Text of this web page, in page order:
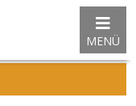
MENÜ